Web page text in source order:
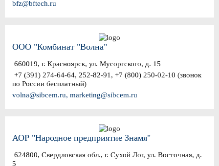
bfz@bftech.ru
ООО "Комбинат "Волна"
660019, г. Красноярск, ул. Мусоргского, д. 15
+7 (391) 274-64-64, 252-82-91, +7 (800) 250-02-10 (звонок
по России бесплатный)
volna@sibcem.ru, marketing@sibcem.ru
АОР "Народное предприятие Знамя"
624800, Свердловская обл., г. Сухой Лог, ул. Восточная, д.
5